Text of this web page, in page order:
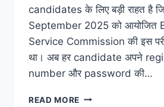
candidates के लिए बड़ी राहत है
September 2025 को आयोजित
Service Commission की इस
था। अब हर candidate अपने
number और password की…
READ MORE BPSC